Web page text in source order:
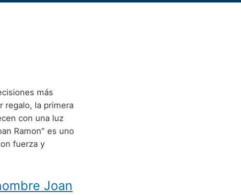
más
regalo, la primera
con una luz
Ramon" es uno
fuerza y
Joan